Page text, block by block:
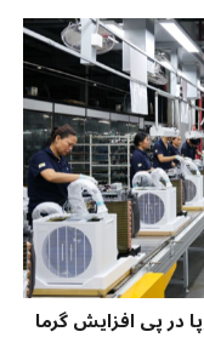
در پی افزایش گرما